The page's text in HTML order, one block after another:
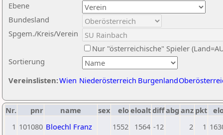
Ebene
Sortierung
Bundesland
Spgem./Kreis/Verein
Nur "österreichische" Spieler
Vereinslisten:Wien Niederösterreich Burgenland
Nr. pnr name sex eloeloaltdiffabg anz pkt
1 101080 Bloechl Franz 1552 1564 -12 2 1